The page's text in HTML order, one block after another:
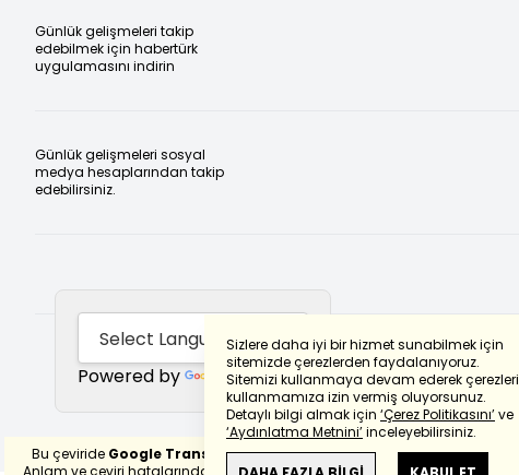
Sizlere daha iyi bir hizmet sunabilmek için
sitemizde çerezlerden faydalanıyoruz.
Sitemizi kullanmaya devam ederek çerezleri
kullanmamıza izin vermiş oluyorsunuz.
Detaylı bilgi almak için ‘Çerez Politikasını’ve
‘Aydınlatma Metnini’inceleyebilirsiniz.
Günlük gelişmeleri takip
edebilmek için habertürk
uygulamasını indirin
Günlük gelişmeleri sosyal
medya hesaplarından takip
edebilirsiniz.
Powered by Translate
Bu çeviride Google Transletekullanılmıştır.
Anlam ve çeviri hatalarından
haberturk.com